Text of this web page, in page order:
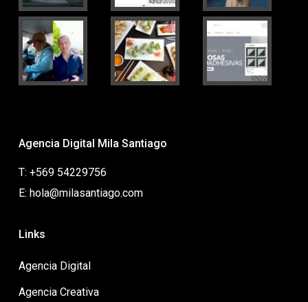
Agencia Digital Mila Santiago
T: +569 54229756
E: hola@milasantiago.com
Links
Agencia Digital
Agencia Creativa